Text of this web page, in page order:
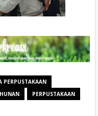
PERPUSTAKAAN
PERPUSTAKAAN